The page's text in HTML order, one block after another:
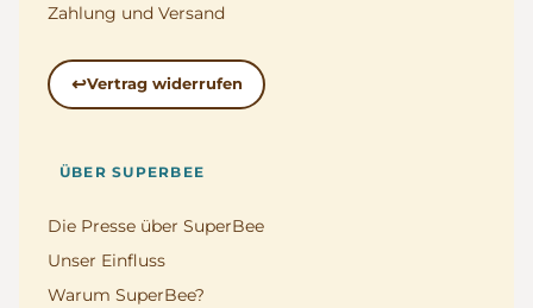
Zahlung und Versand
Vertrag widerrufen
ÜBER SUPERBEE
Die Presse über SuperBee
Unser Einfluss
Warum SuperBee?